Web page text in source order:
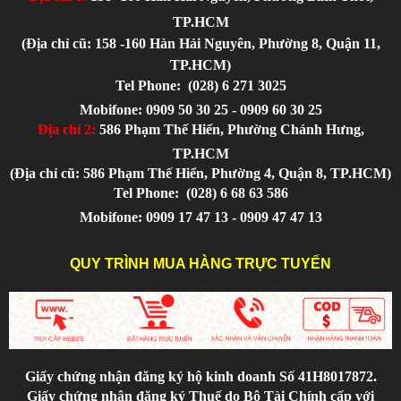
TP.HCM
(Địa chỉ cũ: 158 -160 Hàn Hải Nguyên, Phường 8, Quận 11,
TP.HCM)
Tel Phone: (028) 6 271 3025
Mobifone: 0909 50 30 25 - 0909 60 30 25
Địa chỉ 2: 586 Phạm Thế Hiển, Phường Chánh Hưng,
TP.HCM
(Địa chỉ cũ: 586 Phạm Thế Hiển, Phường 4, Quận 8, TP.HCM)
Tel Phone: (028) 6 68 63 586
Mobifone: 0909 17 47 13 - 0909 47 47 13
QUY TRÌNH MUA HÀNG TRỰC TUYẾN
Giấy chứng nhận đăng ký hộ kinh doanh Số 41H8017872.
Giấy chứng nhận đăng ký Thuế do Bộ Tài Chính cấp với